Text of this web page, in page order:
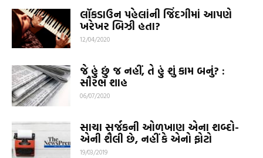
લૉકડાઉન પહેલાંની જિંદગીમાં આપણે
ખરેખર બિઝી હતા?
12/04/2020
જે હું છું જ નહીં, તે હું શું કામ બનું? :
સૌરભ શાહ
06/07/2020
સાચા સર્જકની ઓળખાણ એના શબ્દો-
એની શૈલી છે, નહીં કે એનો ફોટો
19/03/2019